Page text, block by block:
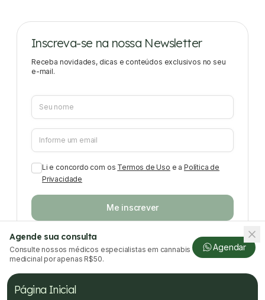
Inscreva-se na nossa Newsletter
Receba novidades, dicas e conteúdos exclusivos no seu
e-mail.
Li e concordo com os Termos de Uso e a Política de
Privacidade
Me inscrever
Agende sua consulta
Consulte nossos médicos especialistas em cannabis
medicinal por apenas R$50.
Agendar
Página Inicial